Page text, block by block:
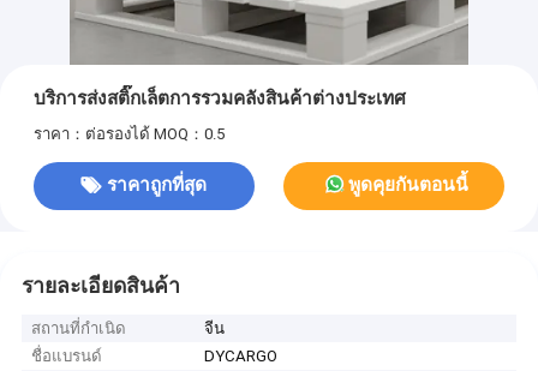
บริการส่งสติ๊กเล็ตการรวมคลังสินค้าต่างประเทศ
ราคา：ต่อรองได้ MOQ：0.5
ราคาถูกที่สุด พูดคุยกันตอนนี้
รายละเอียดสินค้า
สถานที่กำเนิด
จีน
ชื่อแบรนด์
DYCARGO